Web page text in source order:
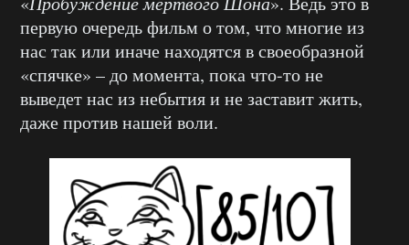
первую очередь фильм о том, что многие из
нас так или иначе находятся в своеобразной
«спячке» – до момента, пока что-то не
выведет нас из небытия и не заставит жить,
даже против нашей воли.